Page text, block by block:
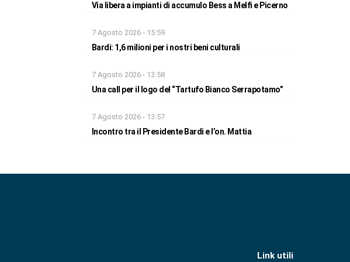
Via libera a impianti di accumulo Bess a Melfi e Picerno
7 Agosto 2026 - 15:59
Bardi: 1,6 milioni per i nostri beni culturali
7 Agosto 2026 - 13:58
Una call per il logo del “Tartufo Bianco Serrapotamo”
7 Agosto 2026 - 13:57
Incontro tra il Presidente Bardi e l’on. Mattia
Link utili